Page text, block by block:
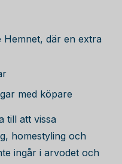
där en extra
med köpare
till att vissa
homestyling och
ingår i arvodet och